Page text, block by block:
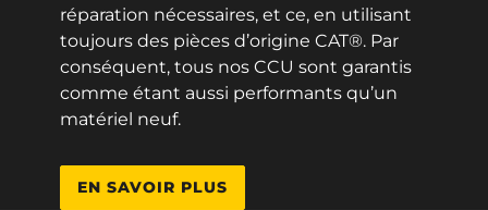
réparation nécessaires, et ce, en utilisant
toujours des pièces d’origine CAT®. Par
conséquent, tous nos CCU sont garantis
comme étant aussi performants qu’un
matériel neuf.
EN SAVOIR PLUS